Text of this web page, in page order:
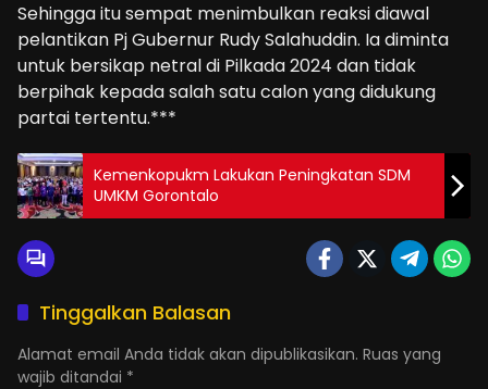
Sehingga itu sempat menimbulkan reaksi diawal
pelantikan Pj Gubernur Rudy Salahuddin. Ia diminta
untuk bersikap netral di Pilkada 2024 dan tidak
berpihak kepada salah satu calon yang didukung
partai tertentu.***
Kemenkopukm Lakukan Peningkatan SDM
UMKM Gorontalo
Tinggalkan Balasan
Alamat email Anda tidak akan dipublikasikan. Ruas yang
wajib ditandai *